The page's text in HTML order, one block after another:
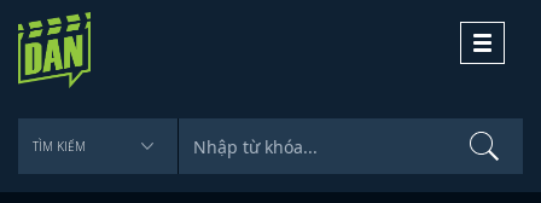
Toggle